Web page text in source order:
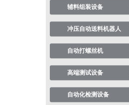
辅料组装设备
冲压自动送料机器人
自动打螺丝机
高端测试设备
自动化检测设备